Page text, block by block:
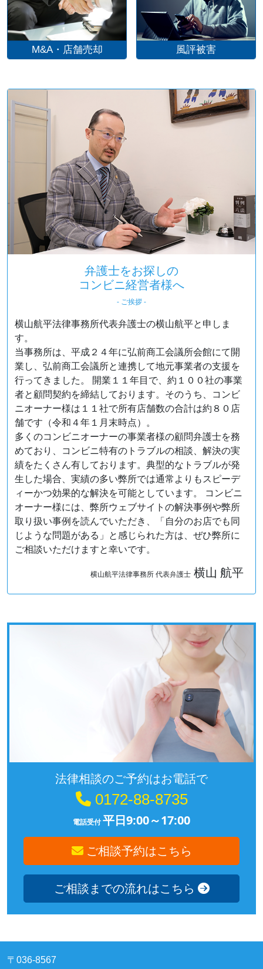
M&A・店舗売却 風評被害
弁護士をお探しの
コンビニ経営者様へ
- ご挨拶 -
横山航平法律事務所代表弁護士の横山航平と申しま
す。
当事務所は、平成２４年に弘前商工会議所会館にて開
業し、弘前商工会議所と連携して地元事業者の支援を
行ってきました。 開業１１年目で、約１００社の事業
者と顧問契約を締結しております。そのうち、コンビ
ニオーナー様は１１社で所有店舗数の合計は約８０店
舗です（令和４年１月末時点）。
多くのコンビニオーナーの事業者様の顧問弁護士を務
めており、コンビニ特有のトラブルの相談、解決の実
績をたくさん有しております。典型的なトラブルが発
生した場合、実績の多い弊所では通常よりもスピーデ
ィーかつ効果的な解決を可能としています。 コンビニ
オーナー様には、弊所ウェブサイトの解決事例や弊所
取り扱い事例を読んでいただき、「自分のお店でも同
じような問題がある」と感じられた方は、ぜひ弊所に
ご相談いただけますと幸いです。
横山航平法律事務所 代表弁護士 横山 航平
法律相談のご予約はお電話で
0172-88-8735
電話受付平日9:00～17:00
ご相談予約はこちら
ご相談までの流れはこちら
〒036-8567